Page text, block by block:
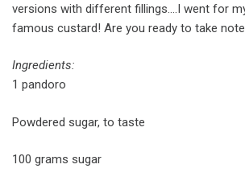
versions with different fillings….I went for
famous custard! Are you ready to take
Ingredients:
1 pandoro
Powdered sugar, to taste
100 grams sugar